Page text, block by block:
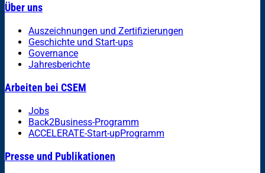
Über uns
Auszeichnungen und Zertifizierungen
Geschichte und Start-ups
Governance
Jahresberichte
Arbeiten bei CSEM
Jobs
Back2Business-Programm
ACCELERATE-Start-upProgramm
Presse und Publikationen